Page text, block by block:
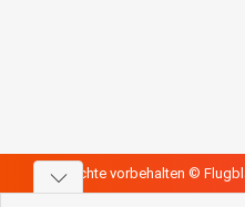
Alle Rechte vorbehalten ©